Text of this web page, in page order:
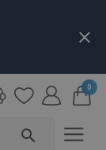
close
search
0